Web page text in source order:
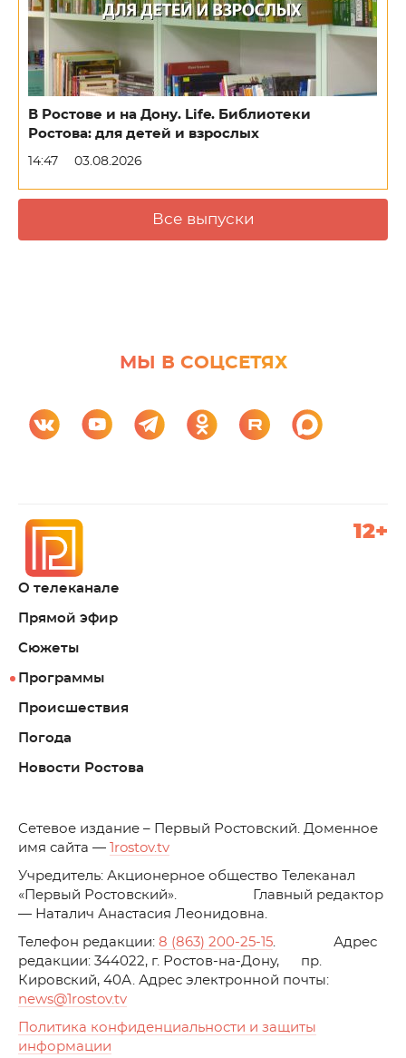
В Ростове и на Дону. Life. Библиотеки
Ростова: для детей и взрослых
14:47 03.08.2026
Все выпуски
МЫ В СОЦСЕТЯХ
О телеканале
Прямой эфир
Сюжеты
Программы
Происшествия
Погода
Новости Ростова
12+
Cетевое издание – Первый Ростовский. Доменное
имя сайта —
1rostov.tv
Учредитель: Акционерное общество Телеканал
«Первый Ростовский». Главный редактор
— Наталич Анастасия Леонидовна.
Телефон редакции: 8 (863) 200-25-15. Адрес
редакции: 344022, г. Ростов-на-Дону, пр.
Кировский, 40А. Адрес электронной почты:
news@1rostov.tv
Политика конфиденциальности и защиты
информации